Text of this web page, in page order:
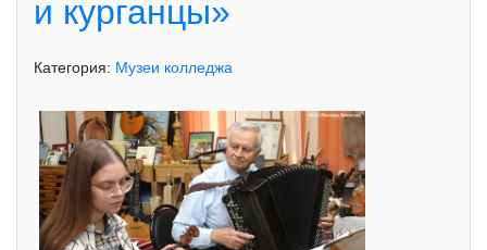
и курганцы»
Категория: Музеи колледжа